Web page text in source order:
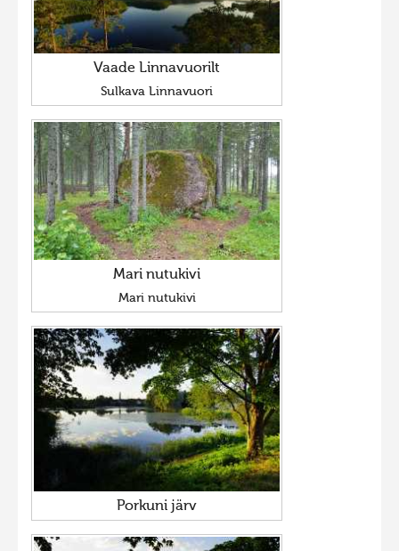
Vaade Linnavuorilt
Sulkava Linnavuori
Mari nutukivi
Mari nutukivi
Porkuni järv